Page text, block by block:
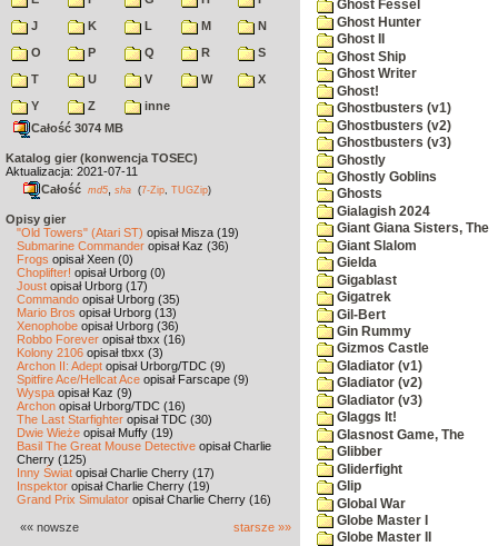
J
K L M
N
O
P Q R
S
T
U V W
X
Y
Z
inne
Całość 3074 MB
Katalog gier (konwencja TOSEC)
Aktualizacja: 2021-07-11
Całość md5 sha (7-Zip TUGZip)
Opisy gier
"Old Towers" (Atari ST) opisał Misza (19)
Submarine Commander opisał Kaz (36)
Frogs opisał Xeen (0)
Choplifter! opisał Urborg (0)
Joust opisał Urborg (17)
Commando opisał Urborg (35)
Mario Bros opisał Urborg (13)
Xenophobe opisał Urborg (36)
Robbo Forever opisał tbxx (16)
Kolony 2106 opisał tbxx (3)
Archon II: Adept opisał Urborg/TDC (9)
Spitfire Ace/Hellcat Ace opisał Farscape (9)
Wyspa opisał Kaz (9)
Archon opisał Urborg/TDC (16)
The Last Starfighter opisał TDC (30)
Dwie Wieże opisał Muffy (19)
Basil The Great Mouse Detective opisał Charlie
Cherry (125)
Inny Świat opisał Charlie Cherry (17)
Inspektor opisał Charlie Cherry (19)
Grand Prix Simulator opisał Charlie Cherry (16)
«« nowsze starsze »»
Ghost Fessel
Ghost Hunter
Ghost II
Ghost Ship
Ghost Writer
Ghost!
Ghostbusters (v1)
Ghostbusters (v2)
Ghostbusters (v3)
Ghostly
Ghostly Goblins
Ghosts
Gialagish 2024
Giant Giana Sisters, The
Giant Slalom
Gielda
Gigablast
Gigatrek
Gil-Bert
Gin Rummy
Gizmos Castle
Gladiator (v1)
Gladiator (v2)
Gladiator (v3)
Glaggs It!
Glasnost Game, The
Glibber
Gliderfight
Glip
Global War
Globe Master I
Globe Master II